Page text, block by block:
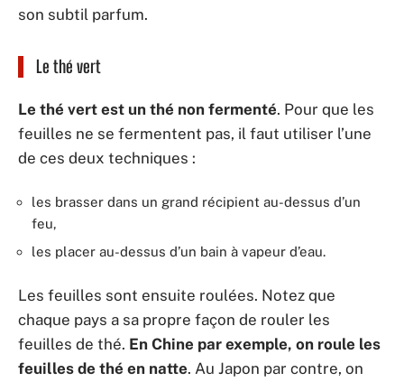
son subtil parfum.
Le thé vert
Le thé vert est un thé non fermenté. Pour que les
feuilles ne se fermentent pas, il faut utiliser l’une
de ces deux techniques :
les brasser dans un grand récipient au-dessus d’un
feu,
les placer au-dessus d’un bain à vapeur d’eau.
Les feuilles sont ensuite roulées. Notez que
chaque pays a sa propre façon de rouler les
feuilles de thé. En Chine par exemple, on roule les
feuilles de thé en natte. Au Japon par contre, on